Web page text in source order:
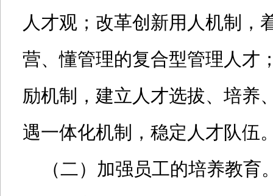
人才观；改革创新用人机制，
营、懂管理的复合型管理人才
励机制，建立人才选拔、培养
遇一体化机制，稳定人才队伍
（二）加强员工的培养教育